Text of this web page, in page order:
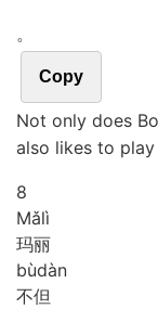
。
Copy
Not only does
also likes to play
8
Mǎlì
玛丽
bùdàn
不但